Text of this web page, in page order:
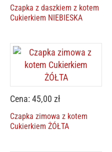
Czapka z daszkiem z kotem
Cukierkiem NIEBIESKA
Cena: 45,00 zł
Czapka zimowa z kotem
Cukierkiem ŻÓŁTA